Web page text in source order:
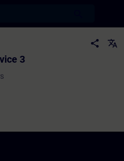
- Opplæring -
share translate
3